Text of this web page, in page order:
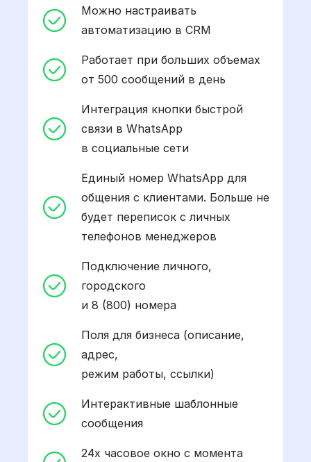
Можно настраивать
автоматизацию в CRM
Работает при больших объемах
от 500 сообщений в день
Интеграция кнопки быстрой
связи в WhatsApp
в социальные сети
Единый номер WhatsApp для
общения с клиентами. Больше не
будет переписок с личных
телефонов менеджеров
Подключение личного,
городского
и 8 (800) номера
Поля для бизнеса (описание,
адрес,
режим работы, ссылки)
Интерактивные шаблонные
сообщения
24х часовое окно с момента